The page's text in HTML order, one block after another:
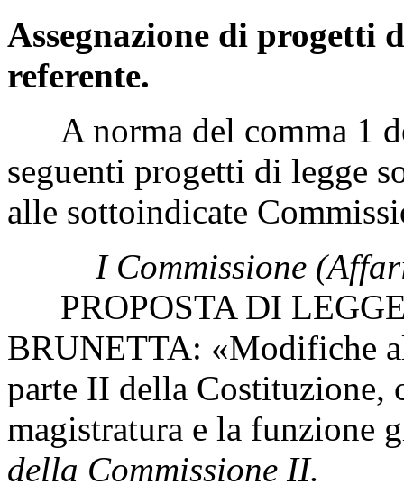
Assegnazione di progetti
referente.
A norma del comma 1
seguenti progetti di legge
alle sottoindicate
I Commissione
PROPOSTA DI
BRUNETTA: «Modifiche
parte II della Costituzione,
magistratura e la funzione
della Commissione II.